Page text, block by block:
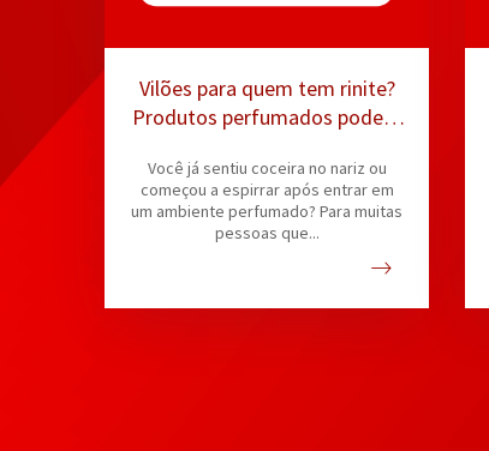
Vilões para quem tem rinite?
Produtos perfumados podem
Você já sentiu coceira no nariz ou
começou a espirrar após entrar em
um ambiente perfumado? Para muitas
pessoas que...